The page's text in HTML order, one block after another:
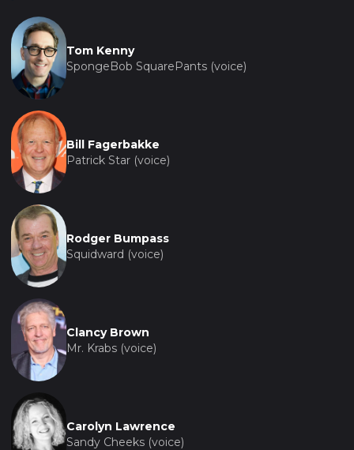
Tom Kenny
SpongeBob SquarePants (voice)
Bill Fagerbakke
Patrick Star (voice)
Rodger Bumpass
Squidward (voice)
Clancy Brown
Mr. Krabs (voice)
Carolyn Lawrence
Sandy Cheeks (voice)